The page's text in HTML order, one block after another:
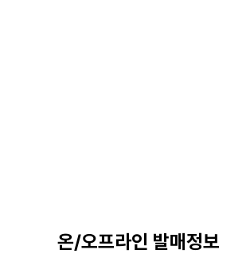
온/오프라인 발매정보